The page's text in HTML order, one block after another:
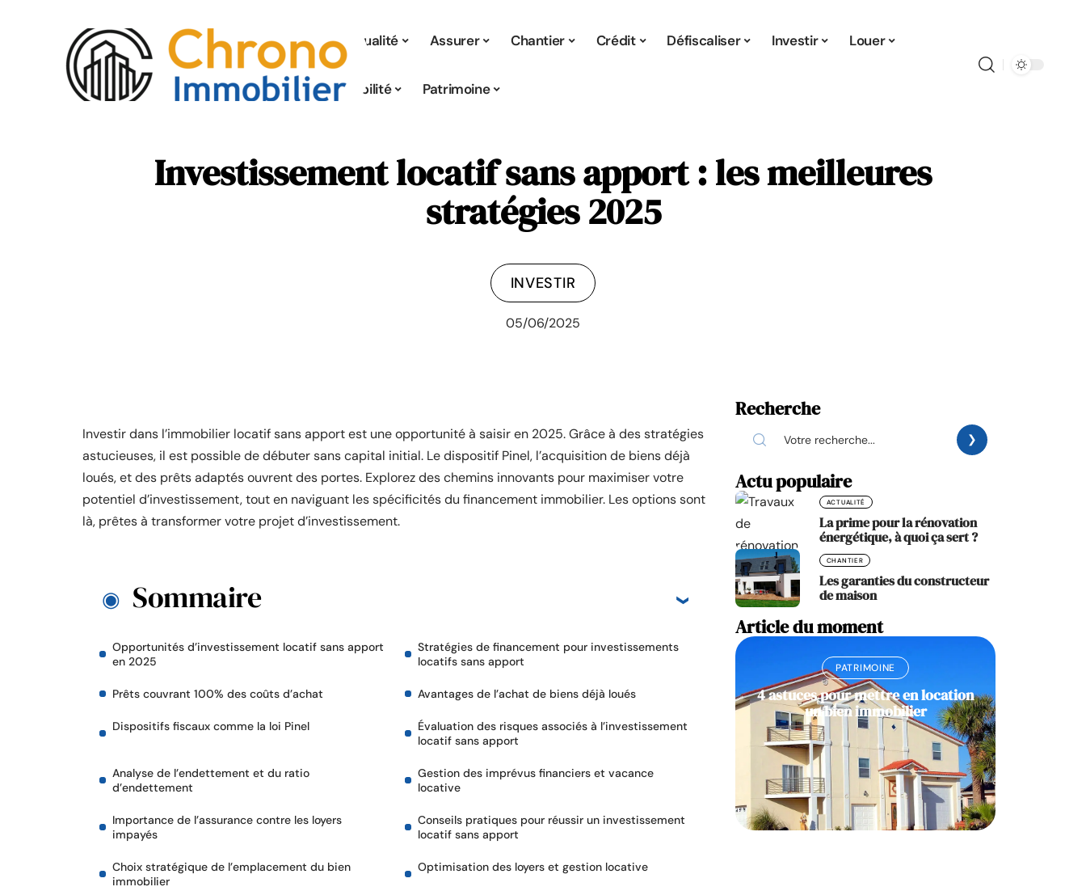
Actualité Assurer Chantier Crédit Défiscaliser Investir Louer
Mobilité Patrimoine
Investissement locatif sans apport : les meilleures
stratégies 2025
INVESTIR
05/06/2025
Investir dans l’immobilier locatif sans apport est une opportunité à saisir en 2025. Grâce à des stratégies
astucieuses, il est possible de débuter sans capital initial. Le dispositif Pinel, l’acquisition de biens déjà
loués, et des prêts adaptés ouvrent des portes. Explorez des chemins innovants pour maximiser votre
potentiel d’investissement, tout en naviguant les spécificités du financement immobilier. Les options sont
là, prêtes à transformer votre projet d’investissement.
Sommaire
Opportunités d’investissement locatif sans apport
en 2025
Stratégies de financement pour investissements
locatifs sans apport
Prêts couvrant 100% des coûts d’achat Avantages de l’achat de biens déjà loués
Dispositifs fiscaux comme la loi Pinel
Évaluation des risques associés à l’investissement
locatif sans apport
Analyse de l’endettement et du ratio
d’endettement
Gestion des imprévus financiers et vacance
locative
Importance de l’assurance contre les loyers
impayés
Conseils pratiques pour réussir un investissement
locatif sans apport
Choix stratégique de l’emplacement du bien
immobilier
Optimisation des loyers et gestion locative
Recherche
Actu populaire
ACTUALITÉ
La prime pour la rénovation
énergétique, à quoi ça sert ?
CHANTIER
Les garanties du constructeur
de maison
Article du moment
PATRIMOINE
4 astuces pour mettre en location
un bien immobilier